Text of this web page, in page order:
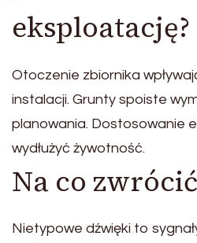
eksploatację?
Otoczenie zbiornika
instalacji. Grunty spoiste
planowania. Dostosowanie
wydłużyć żywotność.
Na co
Nietypowe dźwięki to